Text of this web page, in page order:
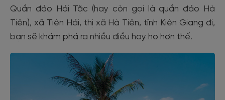
Quần đảo Hải Tặc (hay còn gọi là quần đảo Hà
Tiên), xã Tiên Hải, thị xã Hà Tiên, tỉnh Kiên Giang đi,
bạn sẽ khám phá ra nhiều điều hay ho hơn thế.